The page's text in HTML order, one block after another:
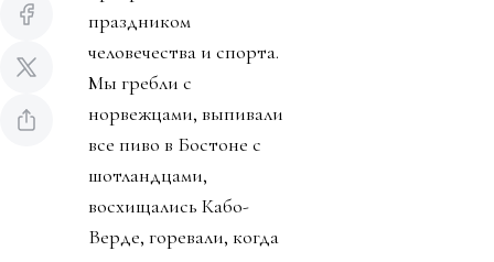
праздником
человечества и спорта.
Мы гребли с
норвежцами, выпивали
все пиво в Бостоне с
шотландцами,
восхищались Кабо-
Верде, горевали, когда